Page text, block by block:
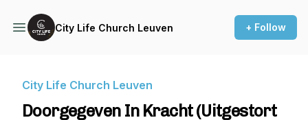
City Life Church Leuven + Follow
City Life Church Leuven
Doorgegeven In Kracht (Uitgestort